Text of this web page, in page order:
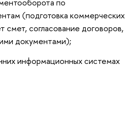
(подготовка коммерческих
смет, согласование договоров,
документами);
информационных системах